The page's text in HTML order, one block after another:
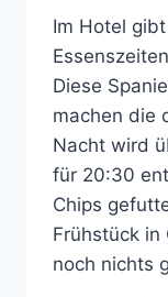
Im Hotel
Diese
machen die
Nacht wird
für 20:30
Chips
Frühstück in
noch nichts